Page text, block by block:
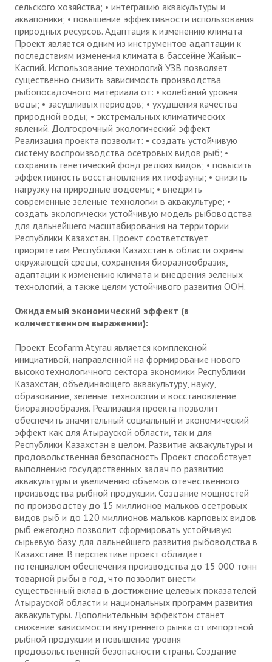
сельского хозяйства; • интеграцию аквакультуры и
аквапоники; • повышение эффективности использования
природных ресурсов. Адаптация к изменению климата
Проект является одним из инструментов адаптации к
последствиям изменения климата в бассейне Жайык–
Каспий. Использование технологий УЗВ позволяет
существенно снизить зависимость производства
рыбопосадочного материала от: • колебаний уровня
воды; • засушливых периодов; • ухудшения качества
природной воды; • экстремальных климатических
явлений. Долгосрочный экологический эффект
Реализация проекта позволит: • создать устойчивую
систему воспроизводства осетровых видов рыб; •
сохранить генетический фонд редких видов; • повысить
эффективность восстановления ихтиофауны; • снизить
нагрузку на природные водоемы; • внедрить
современные зеленые технологии в аквакультуре; •
создать экологически устойчивую модель рыбоводства
для дальнейшего масштабирования на территории
Республики Казахстан. Проект соответствует
приоритетам Республики Казахстан в области охраны
окружающей среды, сохранения биоразнообразия,
адаптации к изменению климата и внедрения зеленых
технологий, а также целям устойчивого развития ООН.
Ожидаемый экономический эффект (в
количественном выражении):
Проект Ecofarm Atyrau является комплексной
инициативой, направленной на формирование нового
высокотехнологичного сектора экономики Республики
Казахстан, объединяющего аквакультуру, науку,
образование, зеленые технологии и восстановление
биоразнообразия. Реализация проекта позволит
обеспечить значительный социальный и экономический
эффект как для Атырауской области, так и для
Республики Казахстан в целом. Развитие аквакультуры и
продовольственная безопасность Проект способствует
выполнению государственных задач по развитию
аквакультуры и увеличению объемов отечественного
производства рыбной продукции. Создание мощностей
по производству до 15 миллионов мальков осетровых
видов рыб и до 120 миллионов мальков карповых видов
рыб ежегодно позволит сформировать устойчивую
сырьевую базу для дальнейшего развития рыбоводства в
Казахстане. В перспективе проект обладает
потенциалом обеспечения производства до 15 000 тонн
товарной рыбы в год, что позволит внести
существенный вклад в достижение целевых показателей
Атырауской области и национальных программ развития
аквакультуры. Дополнительным эффектом станет
снижение зависимости внутреннего рынка от импортной
рыбной продукции и повышение уровня
продовольственной безопасности страны. Создание